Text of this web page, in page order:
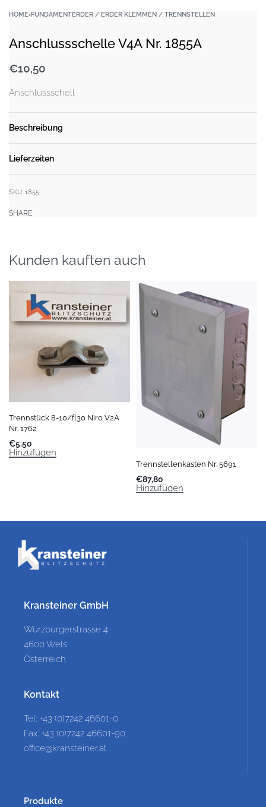
HOME›FUNDAMENTERDER / ERDER KLEMMEN / TRENNSTELLEN
Anschlussschelle V4A Nr. 1855A
€10,50
Anschlussschell
Beschreibung
Lieferzeiten
SKU: 1855
SHARE
Kunden kauften auch
Trennstück 8-10/fl30 Niro V2A
Nr. 1762
€5,50
Hinzufügen
Trennstellenkasten Nr. 5691
€87,80
Hinzufügen
Kransteiner GmbH
Würzburgerstrasse 4
4600 Wels
Österreich
Kontakt
Tel: +43 (0)7242 46601-0
Fax: +43 (0)7242 46601-90
office@kransteiner.at
Produkte